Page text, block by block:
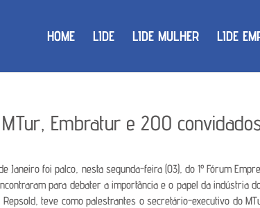
HOME LIDE LIDE MULHER LIDE
Embratur e 200
Janeiro foi palco, nesta segunda-feira (03), do 1º Fórum
para debater a importância e o papel da indústria
teve como palestrantes o secretário-executivo do